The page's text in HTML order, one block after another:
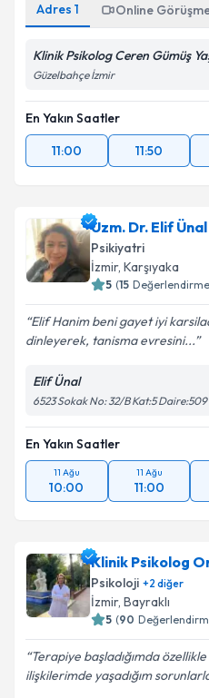
Adres 1 Online
Klinik Psikolog Ceren Gümüş
Güzelbahçe İzmir
En Yakın Saatler
11:00
11:50
Uzm. Dr. Elif Ünal
Psikiyatri
İzmir, Karşıyaka
5 (15
Elif Hanim beni gayet iyi
dinleyerek, tanisma evresini...
Elif Ünal
6523 Sokak No: 32/B Kat:5
En Yakın Saatler
11 Ağu
10:00
11 Ağu
11:00
Klinik Psikolog
Psikoloji +2 diğer
İzmir, Bayraklı
5 (90
Terapiye başladığımda
ilişkilerimde yaşadığım